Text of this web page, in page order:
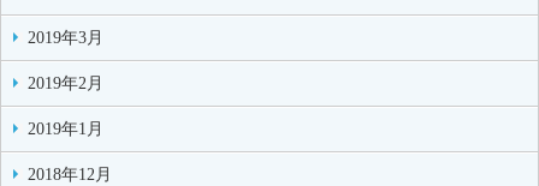
2019年3月
2019年2月
2019年1月
2018年12月